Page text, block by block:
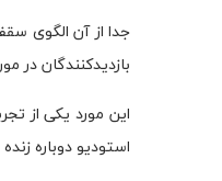
جدا از آن الگوی
بازدیدکنندگان در
این مورد یکی از
استودیو دوباره